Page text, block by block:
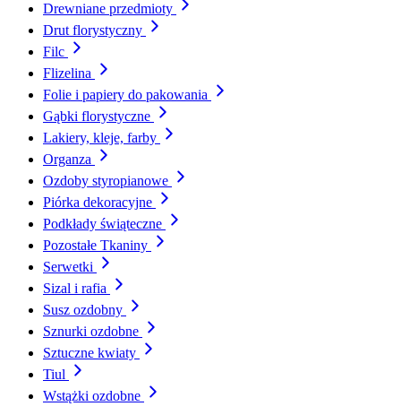
Drewniane przedmioty
Drut florystyczny
Filc
Flizelina
Folie i papiery do pakowania
Gąbki florystyczne
Lakiery, kleje, farby
Organza
Ozdoby styropianowe
Piórka dekoracyjne
Podkłady świąteczne
Pozostałe Tkaniny
Serwetki
Sizal i rafia
Susz ozdobny
Sznurki ozdobne
Sztuczne kwiaty
Tiul
Wstążki ozdobne